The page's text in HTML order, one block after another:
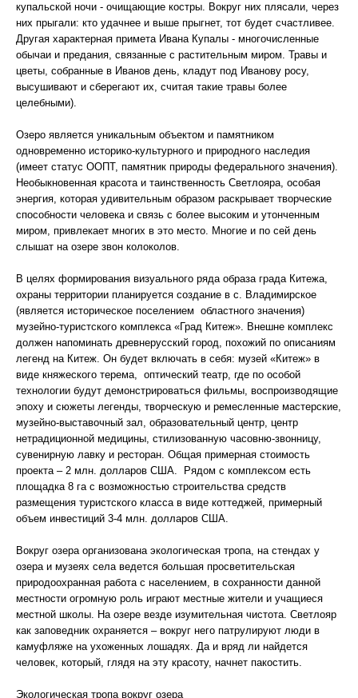
купальской ночи - очищающие костры. Вокруг них плясали, через
них прыгали: кто удачнее и выше прыгнет, тот будет счастливее.
Другая характерная примета Ивана Купалы - многочисленные
обычаи и предания, связанные с растительным миром. Травы и
цветы, собранные в Иванов день, кладут под Иванову росу,
высушивают и сберегают их, считая такие травы более
целебными).
Озеро является уникальным объектом и памятником
одновременно историко-культурного и природного наследия
(имеет статус ООПТ, памятник природы федерального значения).
Необыкновенная красота и таинственность Светлояра, особая
энергия, которая удивительным образом раскрывает творческие
способности человека и связь с более высоким и утонченным
миром, привлекает многих в это место. Многие и по сей день
слышат на озере звон колоколов.
В целях формирования визуального ряда образа града Китежа,
охраны территории планируется создание в с. Владимирское
(является историческое поселением областного значения)
музейно-туристского комплекса «Град Китеж». Внешне комплекс
должен напоминать древнерусский город, похожий по описаниям
легенд на Китеж. Он будет включать в себя: музей «Китеж» в
виде княжеского терема, оптический театр, где по особой
технологии будут демонстрироваться фильмы, воспроизводящие
эпоху и сюжеты легенды, творческую и ремесленные мастерские,
музейно-выставочный зал, образовательный центр, центр
нетрадиционной медицины, стилизованную часовню-звонницу,
сувенирную лавку и ресторан. Общая примерная стоимость
проекта – 2 млн. долларов США. Рядом с комплексом есть
площадка 8 га с возможностью строительства средств
размещения туристского класса в виде коттеджей, примерный
объем инвестиций 3-4 млн. долларов США.
Вокруг озера организована экологическая тропа, на стендах у
озера и музеях села ведется большая просветительская
природоохранная работа с населением, в сохранности данной
местности огромную роль играют местные жители и учащиеся
местной школы. На озере везде изумительная чистота. Светлояр
как заповедник охраняется – вокруг него патрулируют люди в
камуфляже на ухоженных лошадях. Да и вряд ли найдется
человек, который, глядя на эту красоту, начнет пакостить.
Экологическая тропа вокруг озера